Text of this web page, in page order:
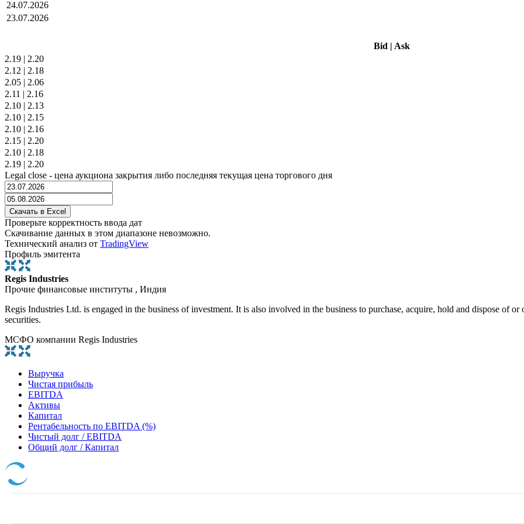
24.07.2026
23.07.2026
Bid | Ask
2.19 | 2.20
2.12 | 2.18
2.05 | 2.06
2.11 | 2.16
2.10 | 2.13
2.10 | 2.15
2.10 | 2.16
2.15 | 2.20
2.10 | 2.18
2.19 | 2.20
Legal close - цена аукциона закрытия либо последняя текущая цена торгового дня
Проверьте корректность ввода дат
Скачивание данных в этом диапазоне невозможно.
Технический анализ от TradingView
Профиль эмитента
Regis Industries
Прочие финансовые институты , Индия
Regis Industries Ltd. is engaged in the business of investment. It is also involved in the business to purchase, acquire, hold and dispose of
securities.
МСФО компании Regis Industries
Выручка
Чистая прибыль
EBITDA
Активы
Капитал
Рентабельность по EBITDA (%)
Чистый долг / EBITDA
Общий долг / Капитал